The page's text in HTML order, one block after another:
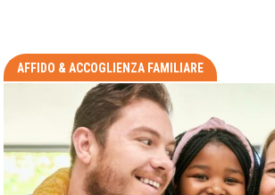
AFFIDO & ACCOGLIENZA FAMILIARE